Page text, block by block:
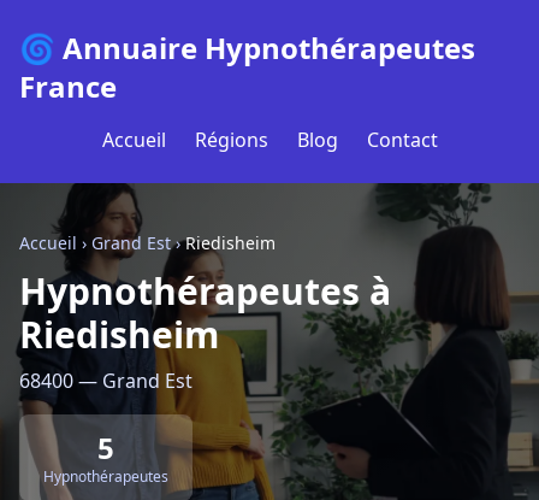
🌀 Annuaire Hypnothérapeutes
France
Accueil Régions Blog Contact
Accueil › Grand Est›Riedisheim
Hypnothérapeutes à
Riedisheim
68400 — Grand Est
5
Hypnothérapeutes